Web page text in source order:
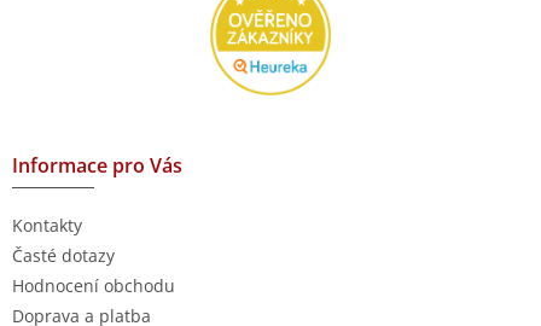
Informace pro Vás
Kontakty
Časté dotazy
Hodnocení obchodu
Doprava a platba